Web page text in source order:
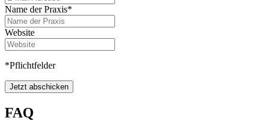
Name der Praxis*
Website
*Pflichtfelder
Jetzt abschicken
FAQ